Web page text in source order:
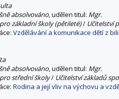
absolvováno, udělen titul: Mgr.
základní školy (pětileté)/ Učitelství
Vzdělávání a komunikace dětí z
absolvováno, udělen titul: Mgr.
střední školy/ Učitelství základů
Rodina a její vliv na výchovu a